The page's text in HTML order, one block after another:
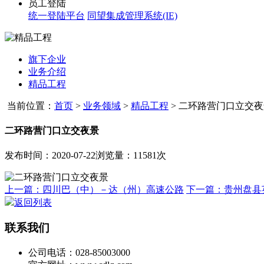
员工登陆
统一登陆平台 同望集成管理系统(IE)
旗下企业
业务介绍
精品工程
当前位置： 首页 > 业务领域 > 精品工程 > 二环路营门口立交
二环路营门口立交夜景
发布时间：2020-07-22浏览量：11581次
上一篇：四川巴（中）－达（州）高速公路 下一篇：贵州盘
返回列表
联系我们
公司电话：028-85003000